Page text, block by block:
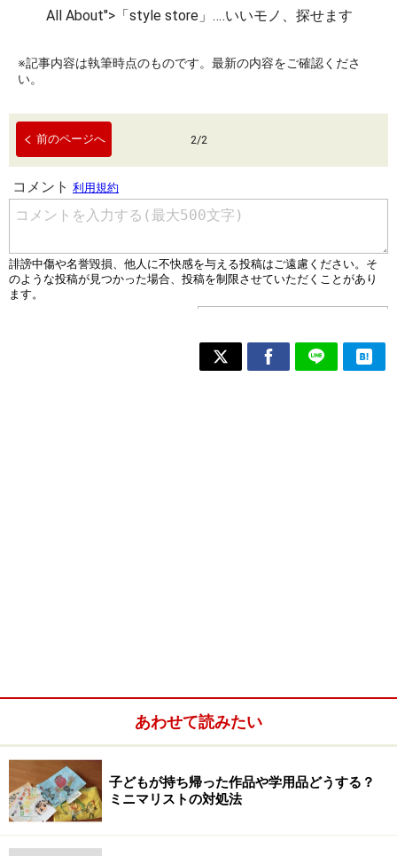
All About">「style store」‥‥いいモノ、探せます
※記事内容は執筆時点のものです。最新の内容をご確認くださ
い。
前のページへ 2/2
あわせて読みたい
子どもが持ち帰った作品や学用品どうする？
ミニマリストの対処法